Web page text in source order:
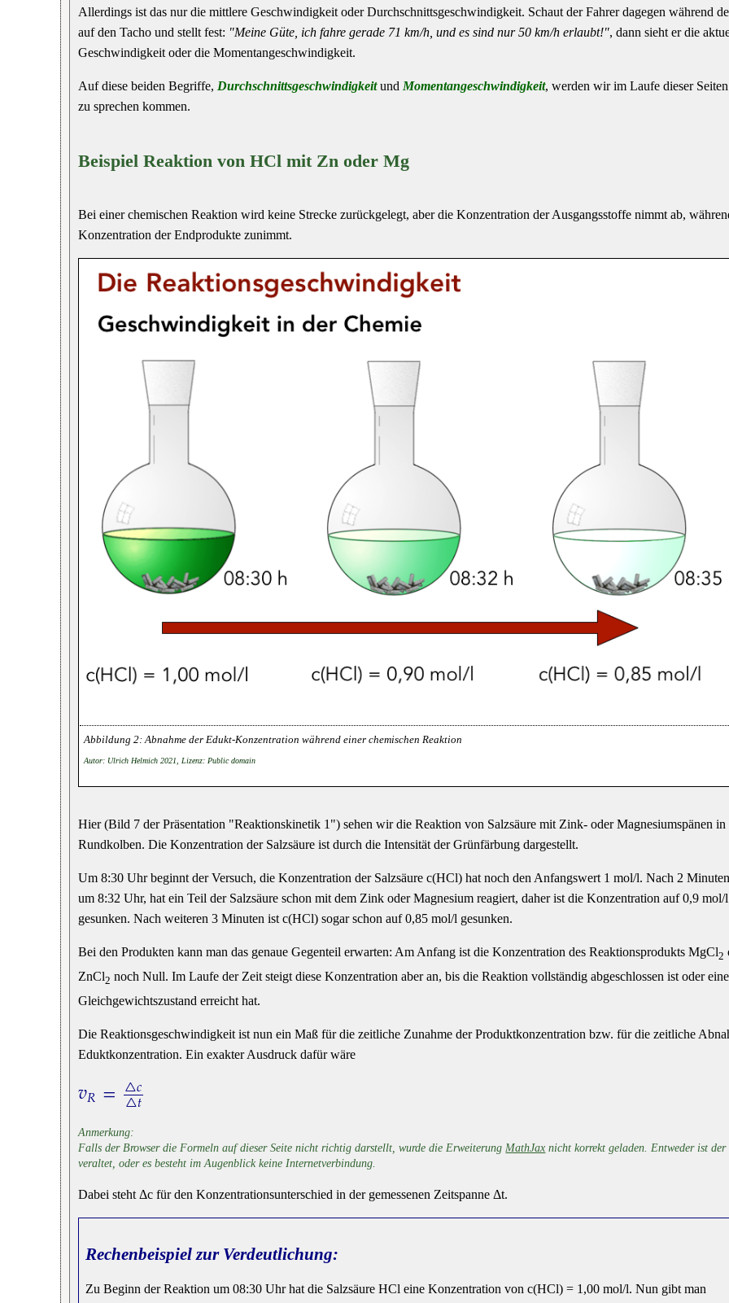
Allerdings ist das nur die mittlere Geschwindigkeit oder Durchschnittsgeschwindigkeit. Schaut der Fahrer dagegen während
auf den Tacho und stellt fest: "Meine Güte, ich fahre gerade 71 km/h, und es sind nur 50 km/h erlaubt!", dann sieht er die
Geschwindigkeit oder die Momentangeschwindigkeit.
Auf diese beiden Begriffe, Durchschnittsgeschwindigkeitund Momentangeschwindigkeit, werden wir im Laufe dieser
zu sprechen kommen.
Beispiel Reaktion von HCl mit Zn oder Mg
Bei einer chemischen Reaktion wird keine Strecke zurückgelegt, aber die Konzentration der Ausgangsstoffe nimmt ab,
Konzentration der Endprodukte zunimmt.
Abnahme der Edukt-Konzentration während einer chemischen Reaktion
Autor: Ulrich Helmich 2021, Lizenz: Public domain
Hier (Bild 7 der Präsentation "Reaktionskinetik 1") sehen wir die Reaktion von Salzsäure mit Zink- oder Magnesiumspänen in
Rundkolben. Die Konzentration der Salzsäure ist durch die Intensität der Grünfärbung dargestellt.
Um 8:30 Uhr beginnt der Versuch, die Konzentration der Salzsäure c(HCl) hat noch den Anfangswert 1 mol/l. Nach 2
um 8:32 Uhr, hat ein Teil der Salzsäure schon mit dem Zink oder Magnesium reagiert, daher ist die Konzentration auf 0,9 mol/l
gesunken. Nach weiteren 3 Minuten ist c(HCl) sogar schon auf 0,85 mol/l gesunken.
Bei den Produkten kann man das genaue Gegenteil erwarten: Am Anfang ist die Konzentration des Reaktionsprodukts MgCl2
ZnCl2 noch Null. Im Laufe der Zeit steigt diese Konzentration aber an, bis die Reaktion vollständig abgeschlossen ist oder
Gleichgewichtszustand erreicht hat.
Die Reaktionsgeschwindigkeit ist nun ein Maß für die zeitliche Zunahme der Produktkonzentration bzw. für die zeitliche
Eduktkonzentration. Ein exakter Ausdruck dafür wäre
𝑣𝑅=△𝑐
△𝑡
vR =△ c△t
Falls der Browser die Formeln auf dieser Seite nicht richtig darstellt, wurde die ErweiterungMathJax nicht korrekt geladen. Entweder ist der
veraltet, oder es besteht im Augenblick keine Internetverbindung.
Dabei steht Δc für den Konzentrationsunterschied in der gemessenen Zeitspanne Δt.
Rechenbeispiel zur Verdeutlichung:
Zu Beginn der Reaktion um 08:30 Uhr hat die Salzsäure HCl eine Konzentration von c(HCl) = 1,00 mol/l. Nun gibt man